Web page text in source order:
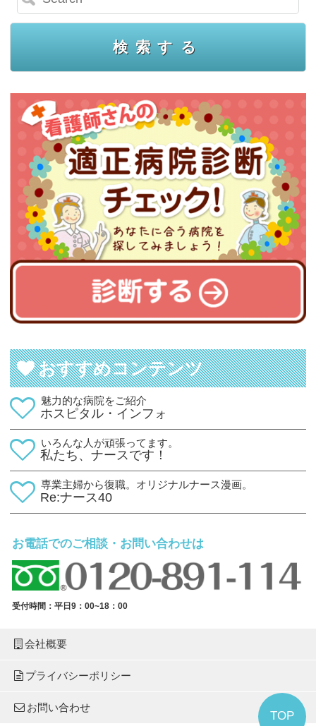
おすすめコンテンツ
魅力的な病院をご紹介
ホスピタル・インフォ
いろんな人が頑張ってます。
私たち、ナースです！
専業主婦から復職。オリジナルナース漫画。
Re:ナース40
TOP
お電話でのご相談・お問い合わせは
受付時間：平日9：00~18：00
会社概要
プライバシーポリシー
お問い合わせ